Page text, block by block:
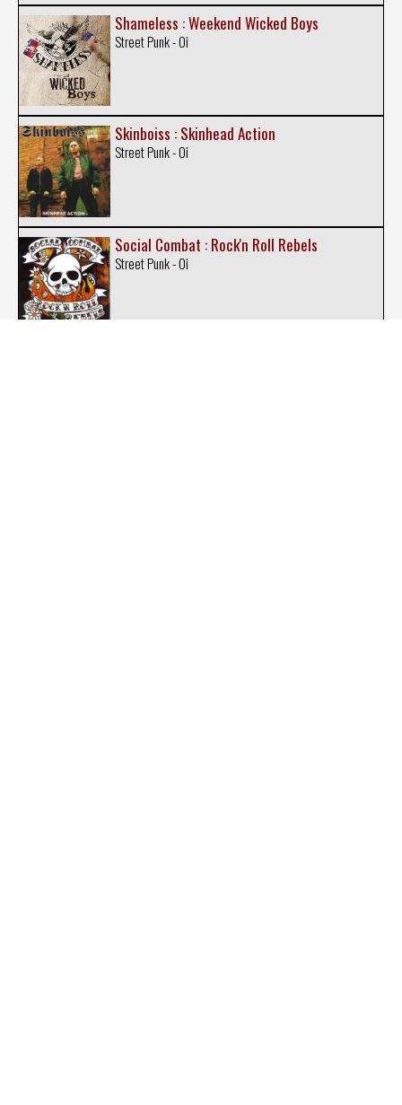
Shameless : Weekend Wicked Boys
Street Punk - Oi
Skinboiss : Skinhead Action
Street Punk - Oi
Social Combat : Rock'n Roll Rebels
Street Punk - Oi